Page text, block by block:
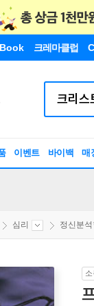
크레마클럽
이벤트 바이백 매
심리 정신분